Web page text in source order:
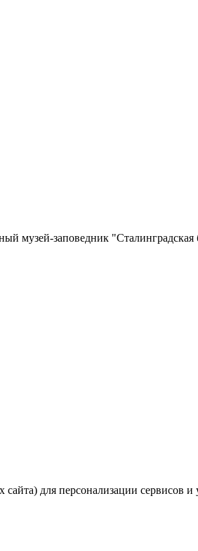
музей-заповедник "Сталинградская
для персонализации сервисов и